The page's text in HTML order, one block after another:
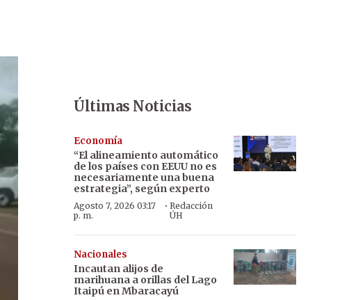
Últimas Noticias
Economía
“El alineamiento automático
de los países con EEUU no es
necesariamente una buena
estrategia”, según experto
Agosto 7, 2026 03:17
p. m.
· Redacción
ÚH
Nacionales
Incautan alijos de
marihuana a orillas del Lago
Itaipú en Mbaracayú